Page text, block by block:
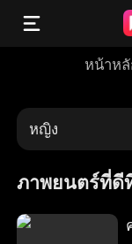
หน้าห
หญิง
ภาพยนตร์ที่ดี